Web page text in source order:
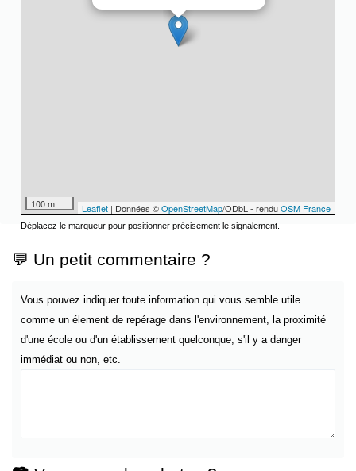
100 m Leaflet | Données ©OpenStreetMap/ODbL - renduOSM France
Déplacez le marqueur pour positionner précisement le signalement.
💬 Un petit commentaire ?
Vous pouvez indiquer toute information qui vous semble utile
comme un élement de repérage dans l'environnement, la proximité
d'une école ou d'un établissement quelconque, s'il y a danger
immédiat ou non, etc.